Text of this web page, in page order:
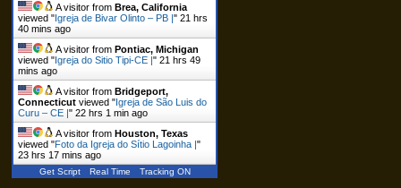
A visitor fromBrea, California
viewed "Igreja de Bivar Olinto – PB |"21 hrs
40 mins ago
A visitor fromPontiac, Michigan
viewed "Igreja do Sitio Tipi-CE |"21 hrs 49
mins ago
A visitor fromBridgeport,
Connecticut viewed "Igreja de São Luis do
Curu – CE |"22 hrs 1 min ago
A visitor fromHouston, Texas
viewed "Foto da Igreja do Sítio Lagoinha |"
23 hrs 17 mins ago
Get Script Real Time Tracking ON